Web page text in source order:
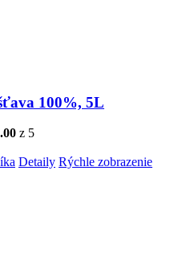
100%, 5L
z 5
Detaily Rýchle zobrazenie